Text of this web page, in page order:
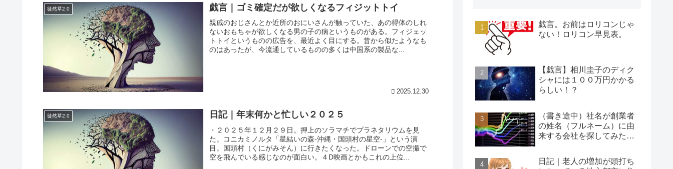
徒然草2.0 戯言｜ゴミ確定だが欲しくなるフィジットトイ
親戚のおじさんとか近所のおにいさんが触っていた、あの得体のしれ
ないおもちゃが欲しくなる男の子の病というものがある。フィジェッ
トトイというものの広告を、最近よく目にする。昔から似たようなも
のはあったが、今流通しているものの多くは中国系の製品な...
2025.12.30
徒然草2.0 日記｜年末何かと忙しい２０２５
・２０２５年１２月２９日。押上のソラマチでプラネタリウムを見
た。コニカミノルタ「星結いの森-沖縄・国頭村の星空-」という演
目。国頭村（くにがみそん）に行きたくなった。ドローンでの空撮で
空を飛んでいる感じなのが面白い。４D映画とかもこれの上位...
戯言。お前はロリコンじゃ
ない！ロリコン早見表。
【戯言】相川圭子のディク
シャには１００万円かかる
らしい！？
（書き途中）社名が創業者
の姓名（フルネーム）に由
来する会社を探してみた…
日記｜老人の増加が頭打ち